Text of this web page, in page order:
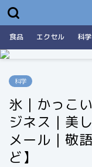
食品 エクセル 科学
科学
氷｜かっこ
ジネス｜美
メール｜敬
ど】